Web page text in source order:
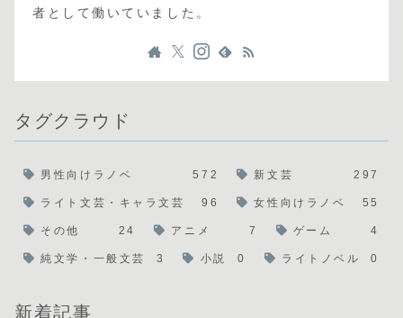
者として働いていました。
タグクラウド
男性向けラノベ 572 新文芸 297
ライト文芸・キャラ文芸 96 女性向けラノベ 55
その他 24 アニメ 7 ゲーム 4
純文学・一般文芸 3 小説 0 ライトノベル 0
新着記事